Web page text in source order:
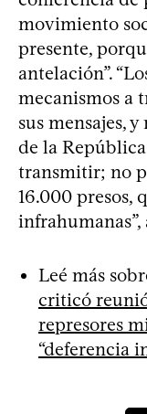
movimiento
presente,
antelación”.
mecanismos a
sus mensajes,
de la
transmitir; no
16.000 presos,
Leé más
criticó
represores
“deferencia